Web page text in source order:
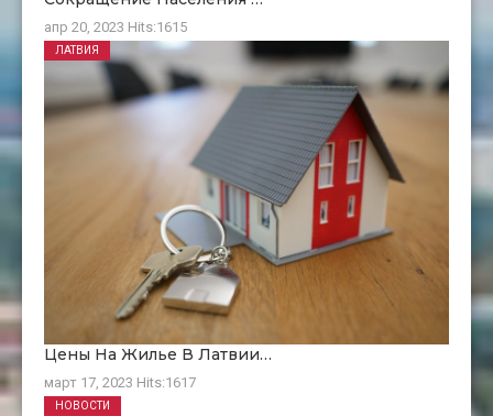
апр 20, 2023 Hits:1615
Цены На Жилье В Латвии…
март 17, 2023 Hits:1617
ЛАТВИЯ
НОВОСТИ